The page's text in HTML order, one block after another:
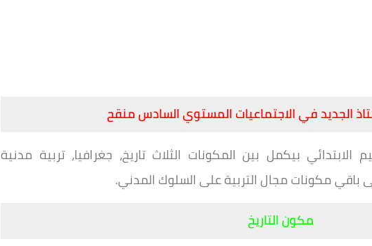
الجديد في الاجتماعيات المستوي السادس منقح
الابتدائي بيكمل بين المكونات الثلاث تاريخ، جغرافيا، تربية مدنية
باقي مكونات مجال التربية على السلوك المدني.
مكون التاريخ